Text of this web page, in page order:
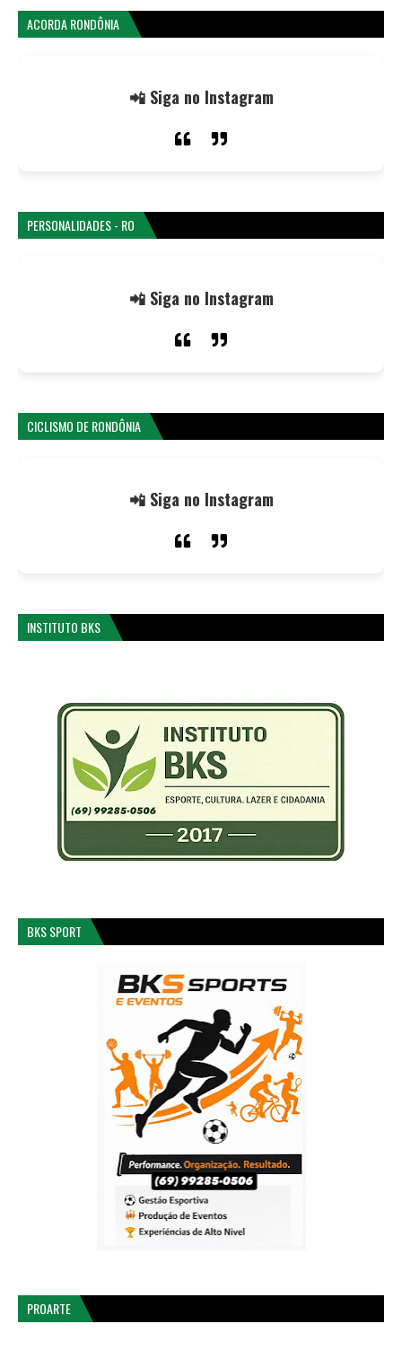
ACORDA RONDÔNIA
📲 Siga no Instagram
PERSONALIDADES - RO
📲 Siga no Instagram
CICLISMO DE RONDÔNIA
📲 Siga no Instagram
INSTITUTO BKS
BKS SPORT
PROARTE